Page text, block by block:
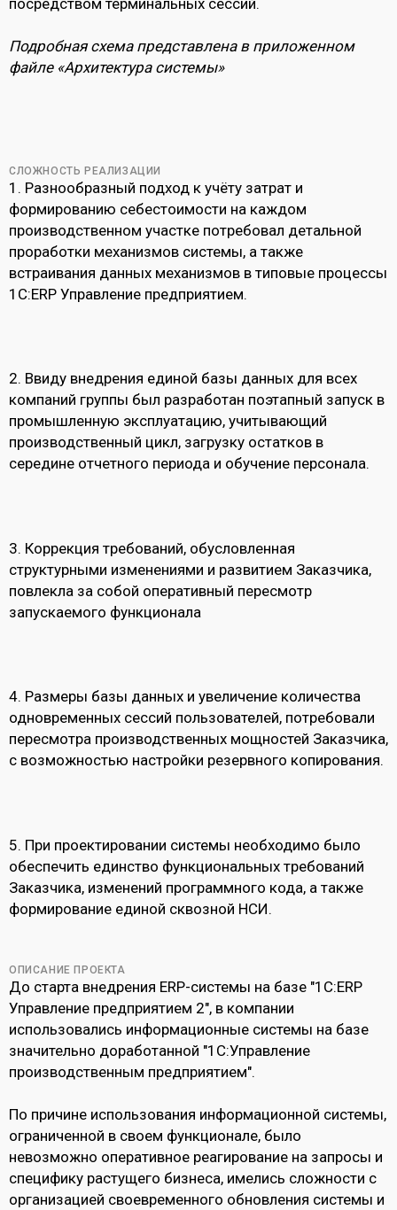
посредством терминальных сессий.
Подробная схема представлена в приложенном
файле «Архитектура системы»
СЛОЖНОСТЬ РЕАЛИЗАЦИИ
1. Разнообразный подход к учёту затрат и
формированию себестоимости на каждом
производственном участке потребовал детальной
проработки механизмов системы, а также
встраивания данных механизмов в типовые процессы
1С:ERP Управление предприятием.
2. Ввиду внедрения единой базы данных для всех
компаний группы был разработан поэтапный запуск в
промышленную эксплуатацию, учитывающий
производственный цикл, загрузку остатков в
середине отчетного периода и обучение персонала.
3. Коррекция требований, обусловленная
структурными изменениями и развитием Заказчика,
повлекла за собой оперативный пересмотр
запускаемого функционала
4. Размеры базы данных и увеличение количества
одновременных сессий пользователей, потребовали
пересмотра производственных мощностей Заказчика,
с возможностью настройки резервного копирования.
5. При проектировании системы необходимо было
обеспечить единство функциональных требований
Заказчика, изменений программного кода, а также
формирование единой сквозной НСИ.
ОПИСАНИЕ ПРОЕКТА
До старта внедрения ERP-системы на базе "1С:ERP
Управление предприятием 2", в компании
использовались информационные системы на базе
значительно доработанной "1С:Управление
производственным предприятием".
По причине использования информационной системы,
ограниченной в своем функционале, было
невозможно оперативное реагирование на запросы и
специфику растущего бизнеса, имелись сложности с
организацией своевременного обновления системы и